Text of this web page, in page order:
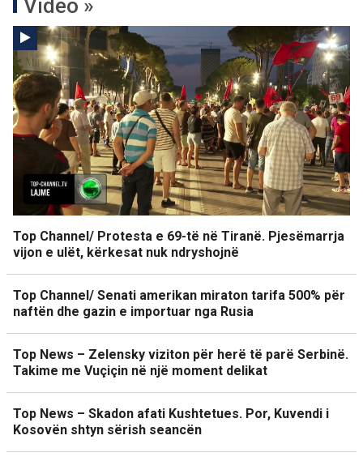
Video »
Top Channel/ Protesta e 69-të në Tiranë. Pjesëmarrja
vijon e ulët, kërkesat nuk ndryshojnë
Top Channel/ Senati amerikan miraton tarifa 500% për
naftën dhe gazin e importuar nga Rusia
Top News – Zelensky viziton për herë të parë Serbinë.
Takime me Vuçiçin në një moment delikat
Top News – Skadon afati Kushtetues. Por, Kuvendi i
Kosovën shtyn sërish seancën